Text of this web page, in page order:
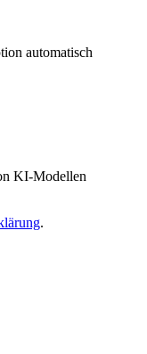
automatisch
KI-Modellen
.